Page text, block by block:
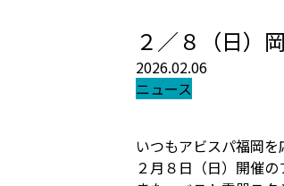
２／８（日）
2026.02.06
ニュース
いつもアビスパ福岡を
２月８日（日）開催